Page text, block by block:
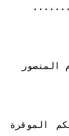
المنصور
الموقرة